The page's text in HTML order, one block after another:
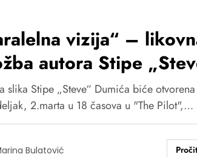
vizija“ –
autora Stipe
u Torontu
slika Stipe „Steve“ Dumića biće
2.marta u 18 časova u "The Pilot",…
Bulatović